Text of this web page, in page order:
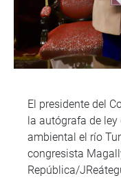
El presidente del
la autógrafa de ley
ambiental el río
congresista
República/